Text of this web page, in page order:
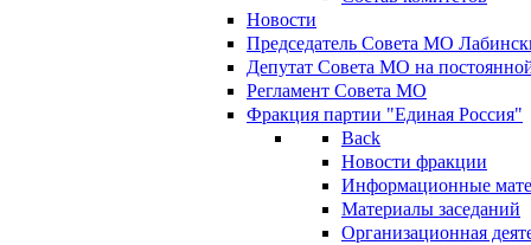
Новости
Председатель Совета МО
Депутат Совета МО на
Регламент Совета МО
Фракция партии "Единая Россия"
Back
Новости фракции
Информационные
Материалы заседаний
Организационная